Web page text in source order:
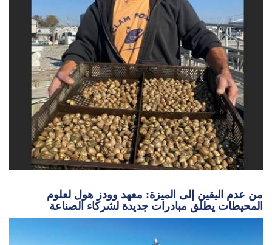
من عدم اليقين إلى الميزة: معهد وودز هول لعلوم
المحيطات يطلق مبادرات جديدة لشركاء الصناعة